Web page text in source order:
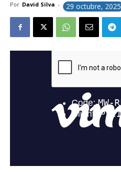
Por David Silva - 29 octubre, 2025